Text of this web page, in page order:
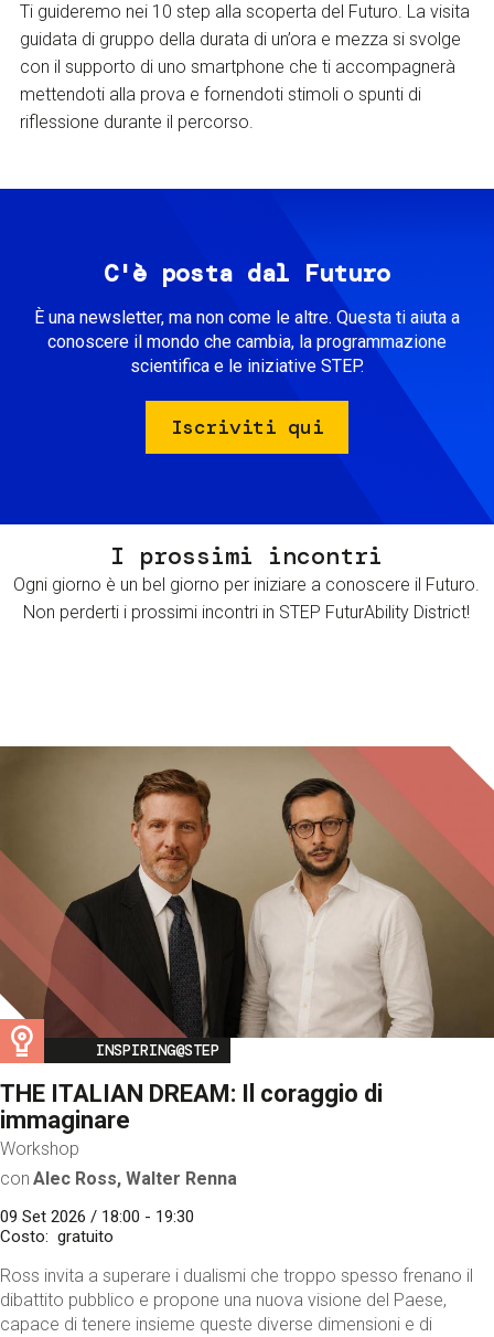
Ti guideremo nei 10 step alla scoperta del Futuro. La visita
guidata di gruppo della durata di un’ora e mezza si svolge
con il supporto di uno smartphone che ti accompagnerà
mettendoti alla prova e fornendoti stimoli o spunti di
riflessione durante il percorso.
C'è posta dal Futuro
È una newsletter, ma non come le altre. Questa ti aiuta a
conoscere il mondo che cambia, la programmazione
scientifica e le iniziative STEP.
Iscriviti qui
I prossimi incontri
Ogni giorno è un bel giorno per iniziare a conoscere il Futuro.
Non perderti i prossimi incontri in STEP FuturAbility District!
Image
INSPIRING@STEP
THE ITALIAN DREAM: Il coraggio di
immaginare
Workshop
con Alec Ross, Walter Renna
09 Set 2026 / 18:00 - 19:30
Costo
gratuito
Ross invita a superare i dualismi che troppo spesso frenano il
dibattito pubblico e propone una nuova visione del Paese,
capace di tenere insieme queste diverse dimensioni e di